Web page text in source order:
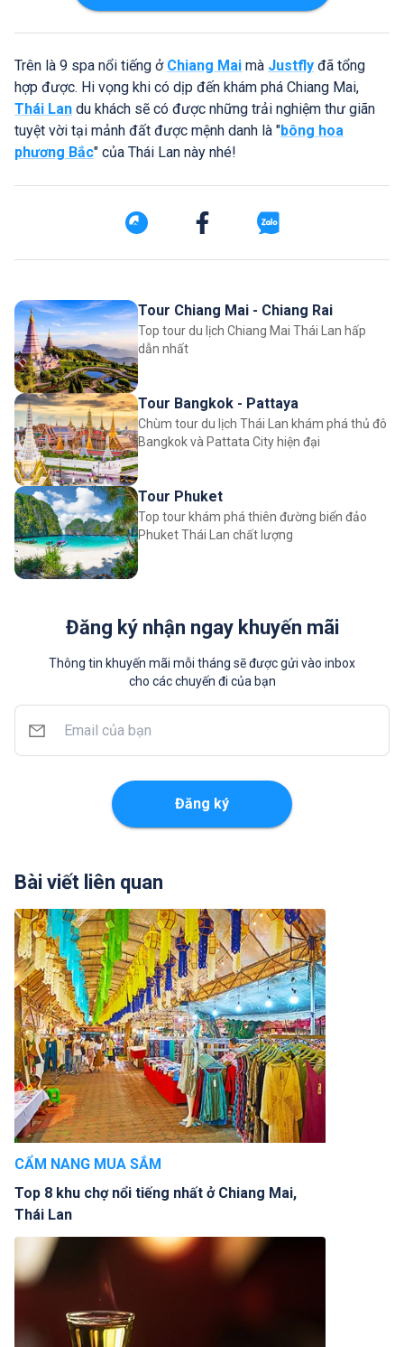
Trên là 9 spa nổi tiếng ở Chiang Mai mà Justfly đã tổng
hợp được. Hi vọng khi có dịp đến khám phá Chiang Mai,
Thái Lan du khách sẽ có được những trải nghiệm thư giãn
tuyệt vời tại mảnh đất được mệnh danh là "bông hoa
phương Bắc" của Thái Lan này nhé!
Tour Chiang Mai - Chiang Rai
Top tour du lịch Chiang Mai Thái Lan hấp
dẫn nhất
Tour Bangkok - Pattaya
Chùm tour du lịch Thái Lan khám phá thủ đô
Bangkok và Pattata City hiện đại
Tour Phuket
Top tour khám phá thiên đường biển đảo
Phuket Thái Lan chất lượng
Đăng ký nhận ngay khuyến mãi
Thông tin khuyến mãi mỗi tháng sẽ được gửi vào inbox
cho các chuyến đi của bạn
Đăng ký
Bài viết liên quan
CẨM NANG MUA SẮM
Top 8 khu chợ nổi tiếng nhất ở Chiang Mai,
Thái Lan